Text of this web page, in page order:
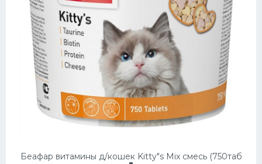
Беафар витамины д/кошек Kitty"s Mix смесь (750таб